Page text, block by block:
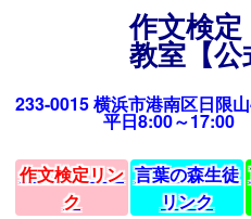
作文検
教室【公
233-0015 横浜市港南区日限
平日8:00～17:00
作文検定リン
ク
言葉の森生徒
リンク